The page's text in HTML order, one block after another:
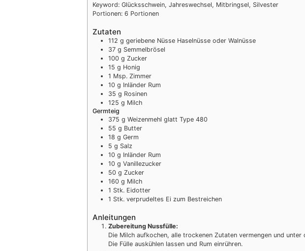
Keyword: Glücksschwein, Jahreswechsel, Mitbringsel, Silvester
Portionen: 6 Portionen
Zutaten
112 g geriebene Nüsse Haselnüsse oder Walnüsse
37 g Semmelbrösel
100 g Zucker
15 g Honig
1 Msp. Zimmer
10 g Inländer Rum
35 g Rosinen
125 g Milch
Germteig
375 g Weizenmehl glatt Type 480
55 g Butter
18 g Germ
5 g Salz
10 g Inländer Rum
10 g Vanillezucker
50 g Zucker
160 g Milch
1 Stk. Eidotter
1 Stk. verprudeltes Ei zum Bestreichen
Anleitungen
Zubereitung Nussfülle:
Die Milch aufkochen, alle trockenen Zutaten vermengen und unter
Die Fülle auskühlen lassen und Rum einrühren.